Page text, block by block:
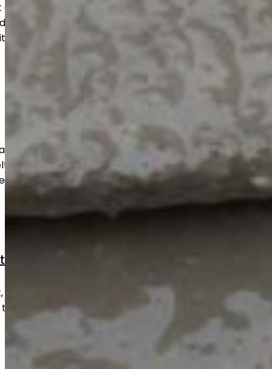
lattiaa kulutukselta,
Lopputulos on helppohoitoinen,
optimoitu.
betonipinnan tasaiseksi ja
niin uusille kuin vanhoille lattioille
käyttöön.
ja vauriot nopeasti ja
turvalliseen ja toimivaan